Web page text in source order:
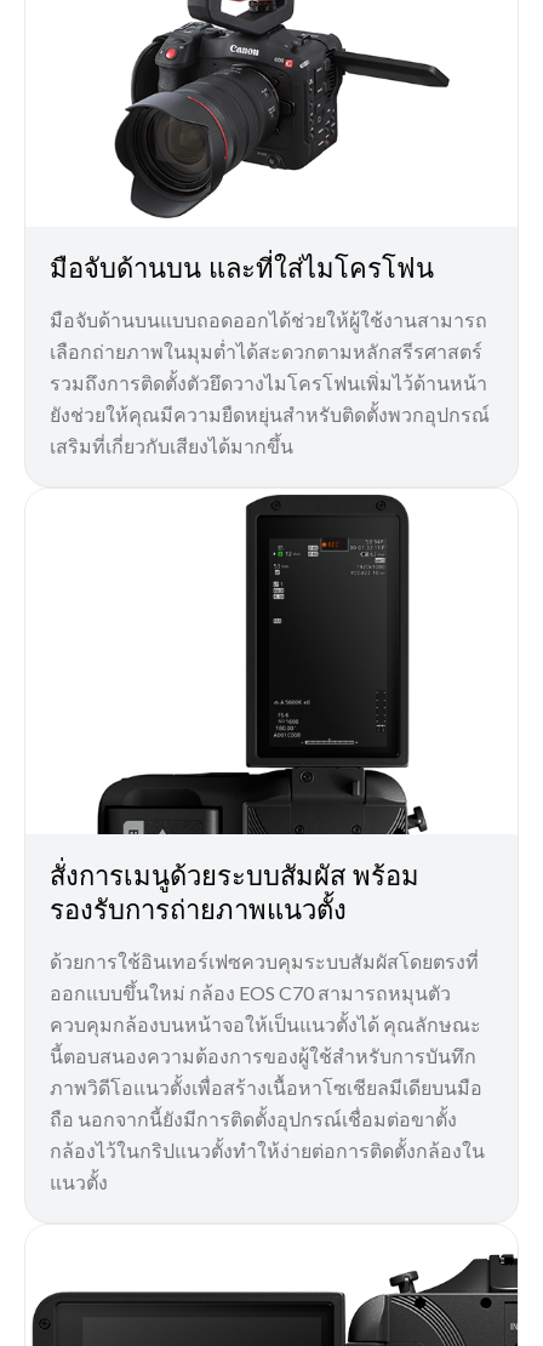
มือจับด้านบน และที่ใส่ไมโครโฟน
มือจับด้านบนแบบถอดออกได้ช่วยให้ผู้ใช้งานสามารถ
เลือกถ่ายภาพในมุมต่ำได้สะดวกตามหลักสรีรศาสตร์
รวมถึงการติดตั้งตัวยึดวางไมโครโฟนเพิ่มไว้ด้านหน้า
ยังช่วยให้คุณมีความยืดหยุ่นสำหรับติดตั้งพวกอุปกรณ์
เสริมที่เกี่ยวกับเสียงได้มากขึ้น
สั่งการเมนูด้วยระบบสัมผัส พร้อม
รองรับการถ่ายภาพแนวตั้ง
ด้วยการใช้อินเทอร์เฟซควบคุมระบบสัมผัสโดยตรงที่
ออกแบบขึ้นใหม่ กล้อง EOS C70 สามารถหมุนตัว
ควบคุมกล้องบนหน้าจอให้เป็นแนวตั้งได้ คุณลักษณะ
นี้ตอบสนองความต้องการของผู้ใช้สำหรับการบันทึก
ภาพวิดีโอแนวตั้งเพื่อสร้างเนื้อหาโซเชียลมีเดียบนมือ
ถือ นอกจากนี้ยังมีการติดตั้งอุปกรณ์เชื่อมต่อขาตั้ง
กล้องไว้ในกริปแนวตั้งทำให้ง่ายต่อการติดตั้งกล้องใน
แนวตั้ง